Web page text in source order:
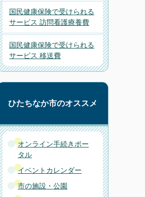
国民健康保険で受けられる
サービス 訪問看護療養費
国民健康保険で受けられる
サービス 移送費
ひたちなか市のオススメ
オンライン手続きポー
タル
イベントカレンダー
市の施設・公園